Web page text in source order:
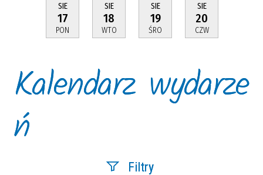
SIE
17
PON
SIE
18
WTO
SIE
19
ŚRO
SIE
20
CZW
Kalendarz wydarze
ń
Filtry